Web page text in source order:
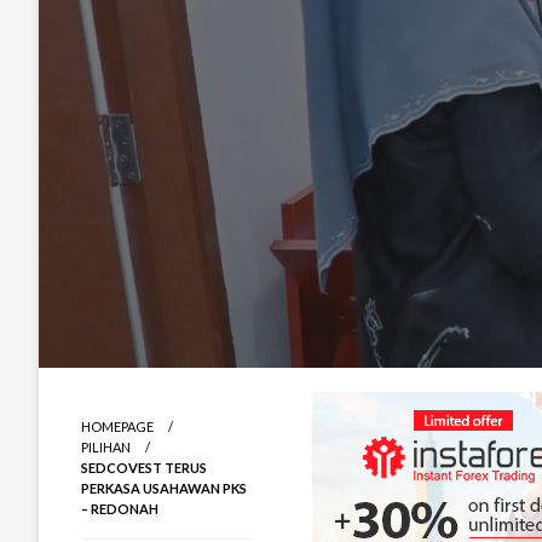
HOMEPAGE
PILIHAN
SEDCOVEST TERUS
PERKASA USAHAWAN PKS
– REDONAH